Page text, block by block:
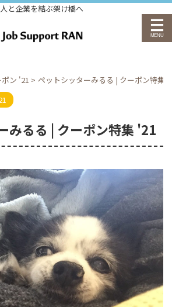
人と企業を結ぶ架け橋へ
ン '21 > ペットシッターみるる | クーポン特集
みるる | クーポン特集 '21